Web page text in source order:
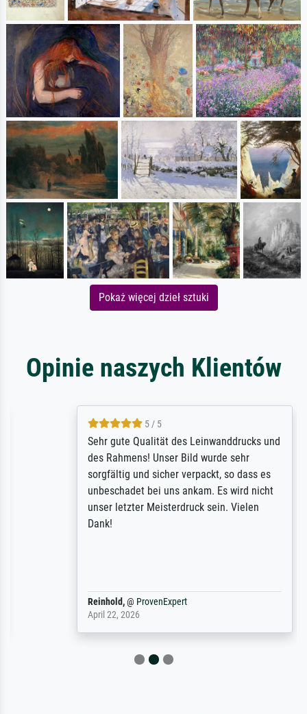
Pokaż więcej dzieł sztuki
Opinie naszych Klientów
5 / 5
Sehr gute Qualität des Leinwanddrucks und
des Rahmens! Unser Bild wurde sehr
sorgfältig und sicher verpackt, so dass es
unbeschadet bei uns ankam. Es wird nicht
unser letzter Meisterdruck sein. Vielen
Reinhold,@ProvenExpert
April 22, 2026